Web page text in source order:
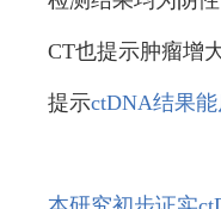
CT也提示肿瘤增
提示ctDNA结果